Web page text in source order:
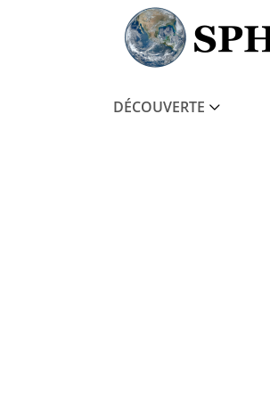
DÉCOUVERTE